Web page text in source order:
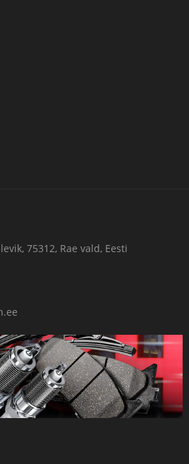
75312, Rae vald, Eesti